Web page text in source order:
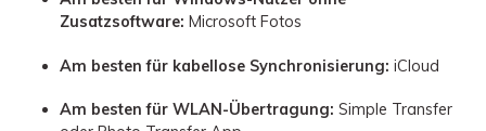
Zusatzsoftware: Microsoft Fotos
Am besten für kabellose Synchronisierung: iCloud
Am besten für WLAN-Übertragung: Simple Transfer